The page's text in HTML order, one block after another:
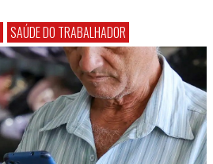
SAÚDE DO TRABALHADOR